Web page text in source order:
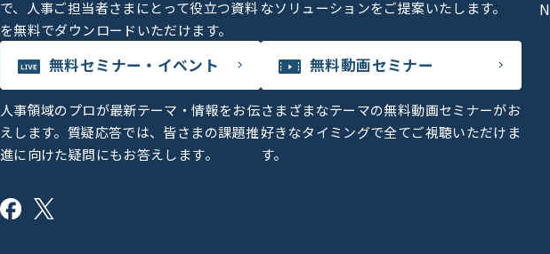
で、人事ご担当者さまにとって役立つ資料
を無料でダウンロードいただけます。
なソリューションをご提案いたします。
無料セミナー・イベント
人事領域のプロが最新テーマ・情報をお伝
えします。質疑応答では、皆さまの課題推
進に向けた疑問にもお答えします。
無料動画セミナー
さまざまなテーマの無料動画セミナーがお
好きなタイミングで全てご視聴いただけま
す。